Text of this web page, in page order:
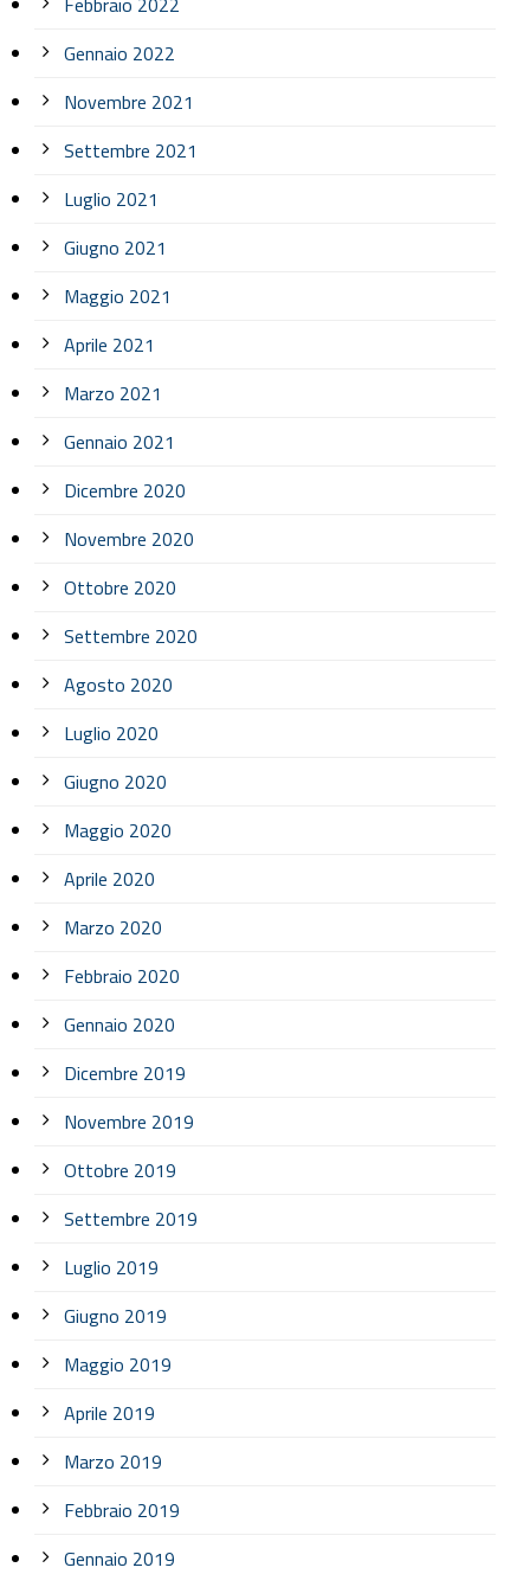
Gennaio 2022
Novembre 2021
Settembre 2021
Luglio 2021
Giugno 2021
Maggio 2021
Aprile 2021
Marzo 2021
Gennaio 2021
Dicembre 2020
Novembre 2020
Ottobre 2020
Settembre 2020
Agosto 2020
Luglio 2020
Giugno 2020
Maggio 2020
Aprile 2020
Marzo 2020
Febbraio 2020
Gennaio 2020
Dicembre 2019
Novembre 2019
Ottobre 2019
Settembre 2019
Luglio 2019
Giugno 2019
Maggio 2019
Aprile 2019
Marzo 2019
Febbraio 2019
Gennaio 2019